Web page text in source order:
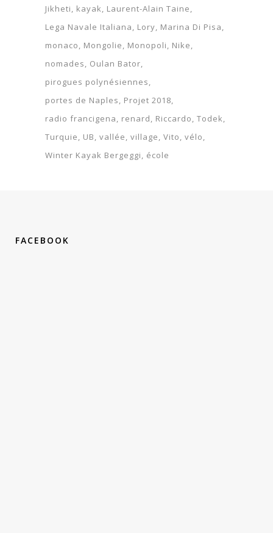
Jikheti kayak
Laurent-Alain Taine
Lega Navale Italiana
Lory Marina Di Pisa
monaco
Mongolie Monopoli
Nike
nomades
Oulan Bator
pirogues polynésiennes
portes de Naples
Projet 2018
radio francigena
renard Riccardo Todek
Turquie
UB vallée village Vito vélo
Winter Kayak Bergeggi
école
FACEBOOK